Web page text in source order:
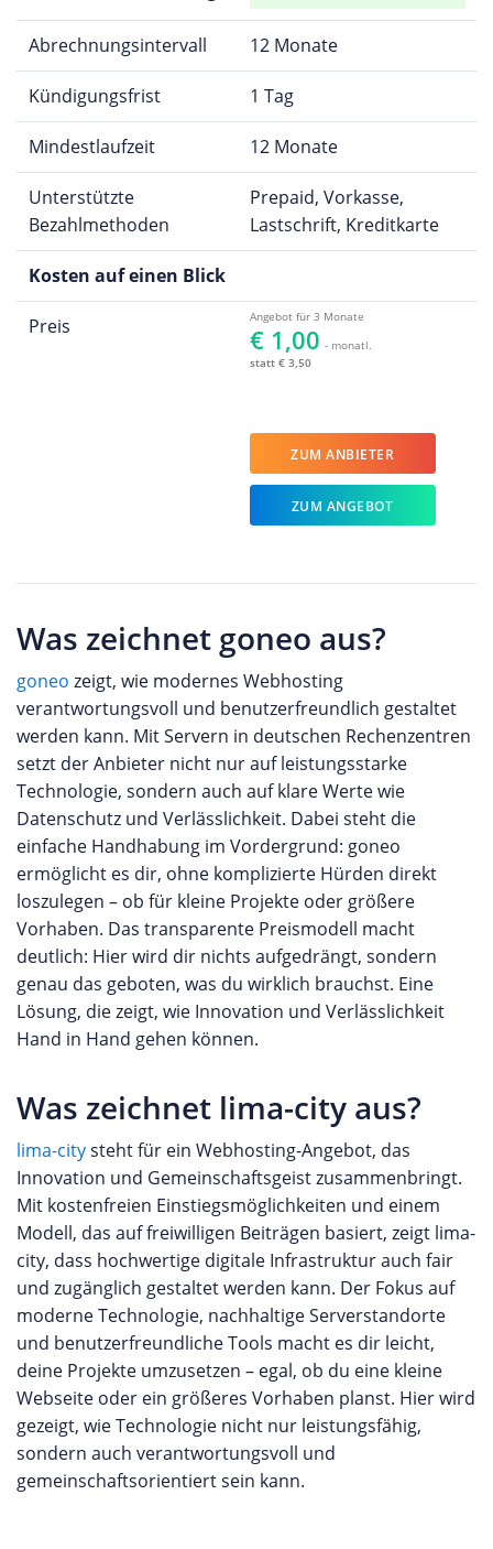
Abrechnungsintervall 12 Monate
Kündigungsfrist 1 Tag
Mindestlaufzeit 12 Monate
Unterstützte
Bezahlmethoden
Prepaid, Vorkasse,
Lastschrift, Kreditkarte
Kosten auf einen Blick
Preis Angebot für 3 Monate
€ 1,00 - monatl.
statt € 3,50
ZUM ANBIETER
ZUM ANGEBOT
Was zeichnet goneo aus?
goneo zeigt, wie modernes Webhosting
verantwortungsvoll und benutzerfreundlich gestaltet
werden kann. Mit Servern in deutschen Rechenzentren
setzt der Anbieter nicht nur auf leistungsstarke
Technologie, sondern auch auf klare Werte wie
Datenschutz und Verlässlichkeit. Dabei steht die
einfache Handhabung im Vordergrund: goneo
ermöglicht es dir, ohne komplizierte Hürden direkt
loszulegen – ob für kleine Projekte oder größere
Vorhaben. Das transparente Preismodell macht
deutlich: Hier wird dir nichts aufgedrängt, sondern
genau das geboten, was du wirklich brauchst. Eine
Lösung, die zeigt, wie Innovation und Verlässlichkeit
Hand in Hand gehen können.
Was zeichnet lima-city aus?
lima-citysteht für ein Webhosting-Angebot, das
Innovation und Gemeinschaftsgeist zusammenbringt.
Mit kostenfreien Einstiegsmöglichkeiten und einem
Modell, das auf freiwilligen Beiträgen basiert, zeigt lima-
city, dass hochwertige digitale Infrastruktur auch fair
und zugänglich gestaltet werden kann. Der Fokus auf
moderne Technologie, nachhaltige Serverstandorte
und benutzerfreundliche Tools macht es dir leicht,
deine Projekte umzusetzen – egal, ob du eine kleine
Webseite oder ein größeres Vorhaben planst. Hier wird
gezeigt, wie Technologie nicht nur leistungsfähig,
sondern auch verantwortungsvoll und
gemeinschaftsorientiert sein kann.